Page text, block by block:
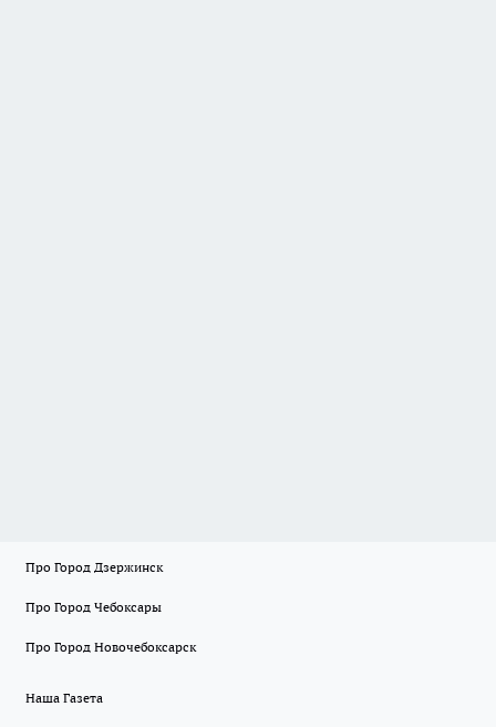
Про Город Дзержинск
Про Город Чебоксары
Про Город Новочебоксарск
Наша Газета